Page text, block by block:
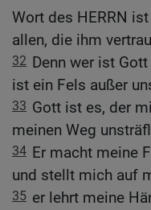
Wort des HERRN
allen, die ihm
32 Denn wer ist
ist ein Fels außer
33 Gott ist es, der
meinen Weg
34 Er macht meine
und stellt mich auf
35 er lehrt meine